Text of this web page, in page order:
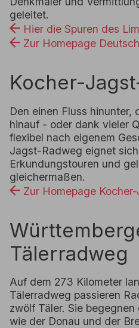
geleitet.
Hier die Spuren des
Zur Homepage
Kocher-
Den einen Fluss
hinauf - oder dank vieler
flexibel nach eigenem
Jagst-Radweg eignet
Erkundungstouren und
gleichermaßen.
Zur Homepage
Tälerradweg
Auf dem 273 Kilometer
Tälerradweg passieren
zwölf Täler. Sie
wie der Donau und der